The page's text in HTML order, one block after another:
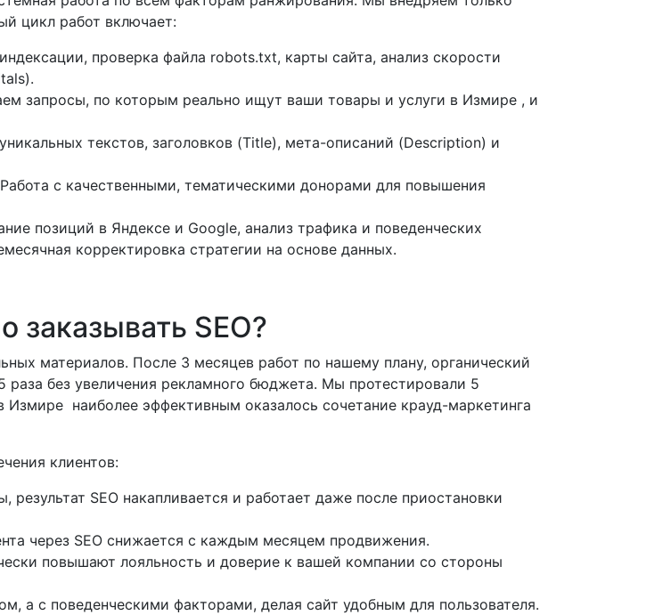
цикл работ включает:
проверка файла robots.txt, карты сайта, анализ скорости
запросы, по которым реально ищут ваши товары и услуги в Измире , и
текстов, заголовков (Title), мета-описаний (Description) и
с качественными, тематическими донорами для повышения
позиций в Яндексе и Google, анализ трафика и поведенческих
корректировка стратегии на основе данных.
SEO?
материалов. После 3 месяцев работ по нашему плану, органический
без увеличения рекламного бюджета. Мы протестировали 5
наиболее эффективным оказалось сочетание крауд-маркетинга
клиентов:
SEO накапливается и работает даже после приостановки
через SEO снижается с каждым месяцем продвижения.
повышают лояльность и доверие к вашей компании со стороны
а с поведенческими факторами, делая сайт удобным для пользователя.